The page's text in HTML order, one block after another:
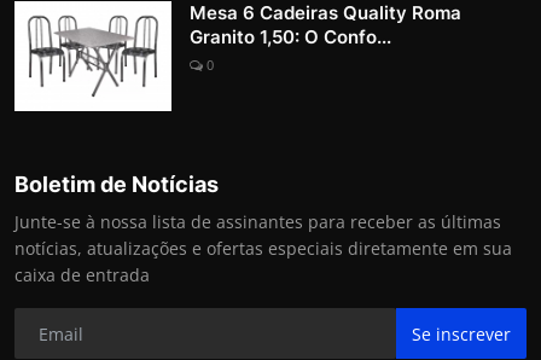
Mesa 6 Cadeiras Quality Roma
Granito 1,50: O Confo...
0
Boletim de Notícias
Junte-se à nossa lista de assinantes para receber as últimas
notícias, atualizações e ofertas especiais diretamente em sua
caixa de entrada
Se inscrever